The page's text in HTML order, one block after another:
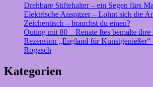
Drehbare Stiftehalter – ein Segen fürs
Elektrische Anspitzer – Lohnt sich die
Zeichentisch – brauchst du einen?
Outing mit 80 – Renate Ites bemalte
Rezension „England für
Rogasch
Kategorien